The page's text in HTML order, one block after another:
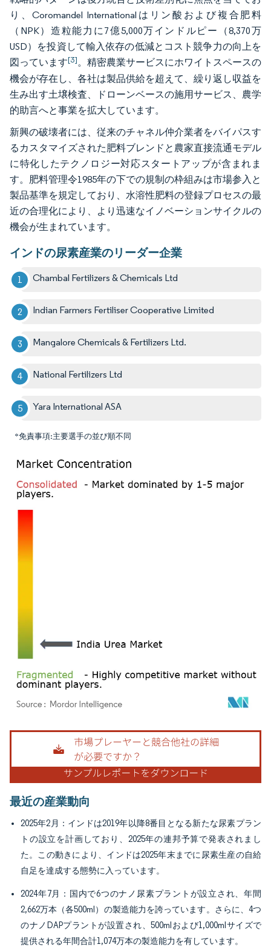
り、Coromandel Internationalはリン酸および複合肥料
（NPK）造粒能力に7億5,000万インドルピー（8,370万
USD）を投資して輸入依存の低減とコスト競争力の向上を
図っています[3]。精密農業サービスにホワイトスペースの
機会が存在し、各社は製品供給を超えて、繰り返し収益を
生み出す土壌検査、ドローンベースの施用サービス、農学
的助言へと事業を拡大しています。
新興の破壊者には、従来のチャネル仲介業者をバイパスす
るカスタマイズされた肥料ブレンドと農家直接流通モデル
に特化したテクノロジー対応スタートアップが含まれま
す。肥料管理令1985年の下での規制の枠組みは市場参入と
製品基準を規定しており、水溶性肥料の登録プロセスの最
近の合理化により、より迅速なイノベーションサイクルの
機会が生まれています。
インドの尿素産業のリーダー企業
Chambal Fertilizers & Chemicals Ltd
Indian Farmers Fertiliser Cooperative Limited
Mangalore Chemicals & Fertilizers Ltd.
National Fertilizers Ltd
Yara International ASA
*免責事項:主要選手の並び順不同
画像 © Mordor Intelligence。再利用にはCC BY 4.0の表示が必要です。
最近の産業動向
2025年2月：インドは2019年以降8番目となる新たな尿素プラン
トの設立を計画しており、2025年の連邦予算で発表されまし
た。この動きにより、インドは2025年末までに尿素生産の自給
自足を達成する態勢に入っています。
2024年7月：国内で6つのナノ尿素プラントが設立され、年間
2,662万本（各500ml）の製造能力を誇っています。さらに、4つ
のナノDAPプラントが設置され、500mlおよび1,000mlサイズで
提供される年間合計1,074万本の製造能力を有しています。